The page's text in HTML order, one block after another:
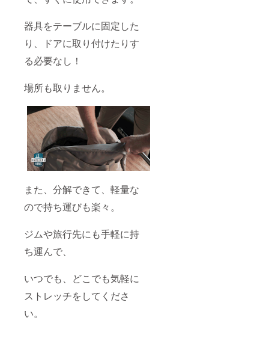
器具をテーブルに固定した
り、ドアに取り付けたりす
る必要なし！
場所も取りません。
また、分解できて、軽量な
ので持ち運びも楽々。
ジムや旅行先にも手軽に持
ち運んで、
いつでも、どこでも気軽に
ストレッチをしてくださ
い。